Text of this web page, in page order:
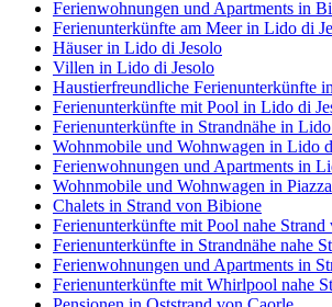
Ferienwohnungen und Apartments in
Ferienunterkünfte am Meer in Lido di
Häuser in Lido di Jesolo
Villen in Lido di Jesolo
Haustierfreundliche Ferienunterkünfte
Ferienunterkünfte mit Pool in Lido di
Ferienunterkünfte in Strandnähe in
Wohnmobile und Wohnwagen in Lido
Ferienwohnungen und Apartments in
Wohnmobile und Wohnwagen in
Chalets in Strand von Bibione
Ferienunterkünfte mit Pool nahe
Ferienunterkünfte in Strandnähe nahe
Ferienwohnungen und Apartments in
Ferienunterkünfte mit Whirlpool nahe